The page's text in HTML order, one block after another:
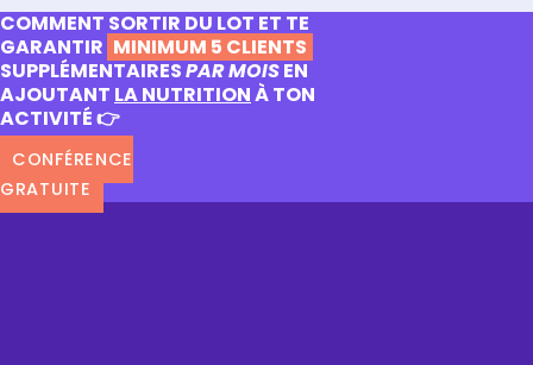
COMMENT SORTIR DU LOT ET TE
GARANTIR MINIMUM 5 CLIENTS
SUPPLÉMENTAIRESPAR MOISEN
AJOUTANT LA NUTRITIONÀ TON
ACTIVITÉ 👉
CONFÉRENCE
GRATUITE